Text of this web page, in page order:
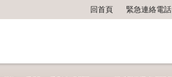
回首頁 緊急連絡電話